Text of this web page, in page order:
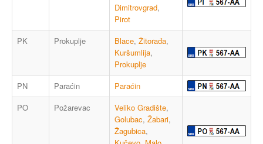
Dimitrovgrad,
Pirot
PK
Prokuplje Blace, Žitorađa,
Kuršumlija,
Prokuplje
PN
Paraćin
Paraćin
PO
Požarevac Veliko Gradište,
Golubac, Žabari,
Žagubica,